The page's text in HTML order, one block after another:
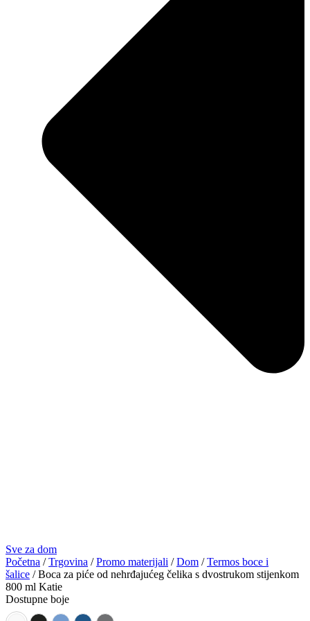
Sve za dom
Početna /Trgovina /Promo materijali /Dom /Termos boce i
šalice / Boca za piće od nehrđajućeg čelika s dvostrukom stijenkom
800 ml Katie
Dostupne boje